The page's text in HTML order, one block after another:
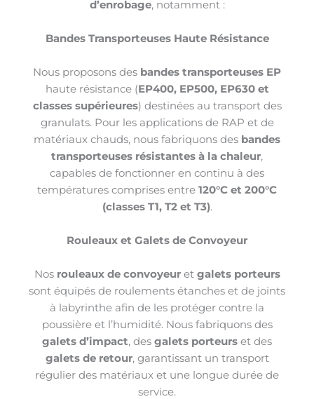
d’enrobage, notamment :
Bandes Transporteuses Haute Résistance
Nous proposons des bandes transporteuses EP
haute résistance (EP400, EP500, EP630 et
classes supérieures) destinées au transport des
granulats. Pour les applications de RAP et de
matériaux chauds, nous fabriquons des bandes
transporteuses résistantes à la chaleur,
capables de fonctionner en continu à des
températures comprises entre 120°C et 200°C
(classes T1, T2 et T3).
Rouleaux et Galets de Convoyeur
Nos rouleaux de convoyeuret galets porteurs
sont équipés de roulements étanches et de joints
à labyrinthe afin de les protéger contre la
poussière et l’humidité. Nous fabriquons des
galets d’impact, des galets porteurs et des
galets de retour, garantissant un transport
régulier des matériaux et une longue durée de
service.